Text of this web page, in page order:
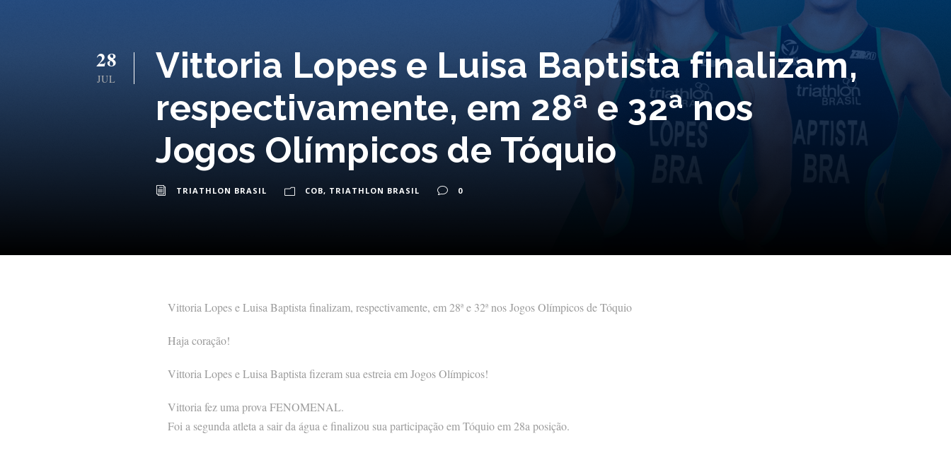
28
JUL
Vittoria Lopes e Luisa Baptista finalizam,
respectivamente, em 28ª e 32ª nos
Jogos Olímpicos de Tóquio
TRIATHLON BRASIL COB, TRIATHLON BRASIL 0
Vittoria Lopes e Luisa Baptista finalizam, respectivamente, em 28ª e 32ª nos Jogos Olímpicos de Tóquio
Haja coração!
Vittoria Lopes e Luisa Baptista fizeram sua estreia em Jogos Olímpicos!
Vittoria fez uma prova FENOMENAL.
Foi a segunda atleta a sair da água e finalizou sua participação em Tóquio em 28a posição.